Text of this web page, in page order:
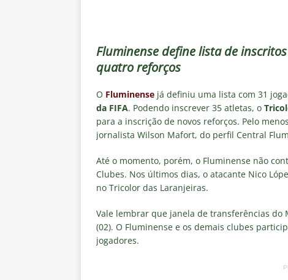
NOTÍCIAS
[ 5 de agosto de 2026 ]
[ 5 de agosto de 2026 ] Fortaleza
Estatísticas
DICAS DE APOSTAS
pela Copa do Brasil 2026
[ 5 de agosto de 2026 ]
Estatísticas
DICAS DE APOSTAS
Fluminense define lista de
quatro reforços
O Fluminense já definiu uma lista com 31
da FIFA. Podendo inscrever 35 atletas, o
para a inscrição de novos reforços. Pelo
jornalista Wilson Mafort, do perfil Central
Até o momento, porém, o Fluminense não
Clubes. Nos últimos dias, o atacante Nico
no Tricolor das Laranjeiras.
Vale lembrar que janela de transferências
(02). O Fluminense e os demais clubes
jogadores.